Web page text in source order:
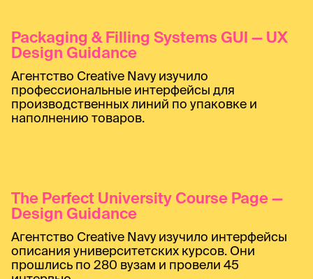
Packaging & Filling Systems GUI — UX
Design Guidance
Агентство Creative Navy изучило
профессиональные интерфейсы для
производственных линий по упаковке и
наполнению товаров.
The Perfect University Course Page —
Design Guidance
Агентство Creative Navy изучило интерфейсы
описания университетских курсов. Они
прошлись по 280 вузам и провели 45